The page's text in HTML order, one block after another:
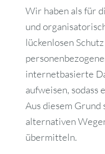
Wir haben als für
und
lückenlosen
internetbasierte
aufweisen,
Aus diesem
alternativen
übermitteln.